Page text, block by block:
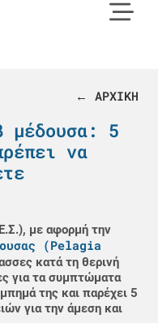
← ΑΡΧΙΚΗ
μέδουσα: 5
να
με αφορμή την
(Pelagia
κατά τη θερινή
για τα συμπτώματα
της και παρέχει 5
για την άμεση και